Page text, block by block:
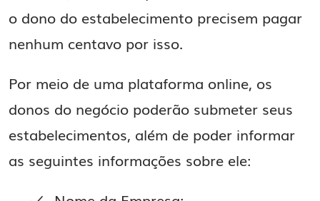
o dono do estabelecimento precisem pagar
nenhum centavo por isso.
Por meio de uma plataforma online, os
donos do negócio poderão submeter seus
estabelecimentos, além de poder informar
as seguintes informações sobre ele: